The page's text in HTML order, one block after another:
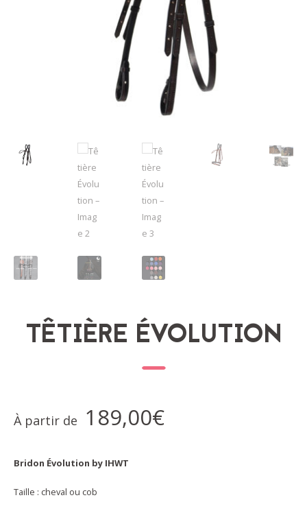
TÊTIÈRE ÉVOLUTION
À partir de 189,00€
Bridon Évolution by IHWT
Taille : cheval ou cob